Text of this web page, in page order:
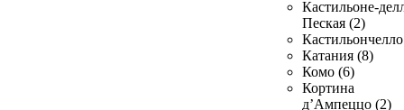
Кастильоне-
Пеская (2)
Катания (8)
Комо (6)
Кортина
д’Ампеццо (2)